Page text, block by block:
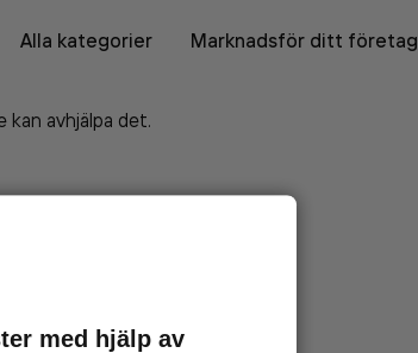
Alla kategorier Marknadsför ditt företag
avhjälpa det.
med hjälp av